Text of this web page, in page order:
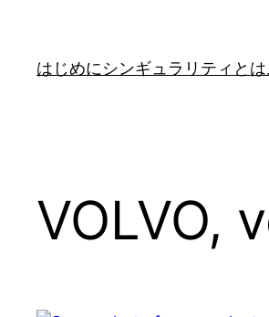
はじめにシンギュラリティとは
VOLVO,